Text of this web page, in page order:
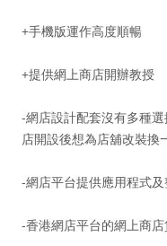
+手機版運作高度順暢
+提供網上商店開辦教授
-網店設計配套沒有多種
店開設後想為店舖改裝換
-網店平台提供應用程式
-香港網店平台的網上商